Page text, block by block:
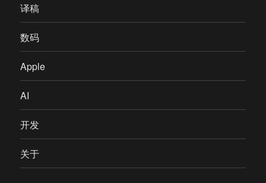
译稿
数码
Apple
AI
开发
关于